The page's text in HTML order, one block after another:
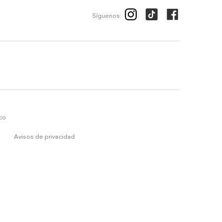
Síguenos:
Avisos de privacidad